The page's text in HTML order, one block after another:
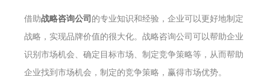
借助战略咨询公司的专业知识和经验，企业可以更好地制定
战略，实现品牌价值的很大化。战略咨询公司可以帮助企业
识别市场机会、确定目标市场、制定竞争策略等，从而帮助
企业找到市场机会，制定的竞争策略，赢得市场优势。